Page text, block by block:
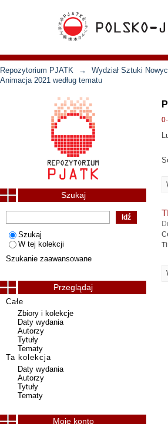
Repozytorium PJATK →
Wydział Sztuki
Animacja 2021 według tematu
Szukaj
Szukaj
W tej kolekcji
Szukanie zaawansowane
Przeglądaj
Całe
Zbiory i kolekcje
Daty wydania
Autorzy
Tytuły
Tematy
Ta kolekcja
Daty wydania
Autorzy
Tytuły
Tematy
Moje konto